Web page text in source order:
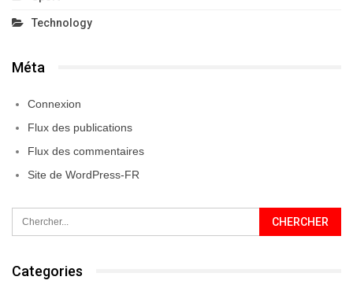
Technology
Méta
Connexion
Flux des publications
Flux des commentaires
Site de WordPress-FR
Categories